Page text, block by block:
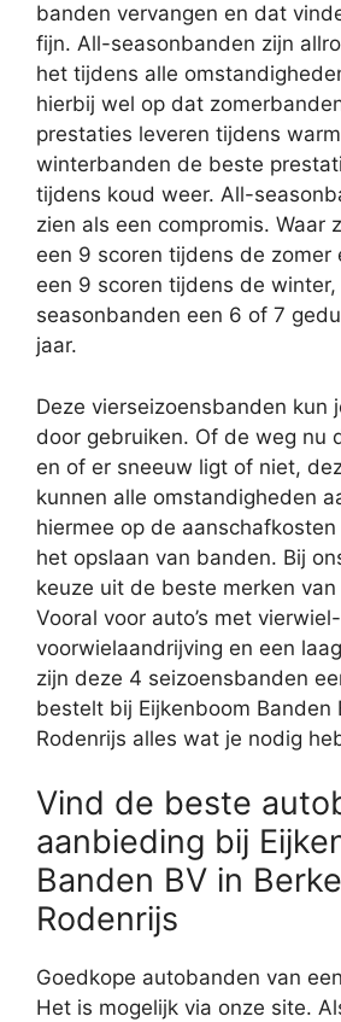
banden vervangen en dat
fijn. All-seasonbanden zijn
het tijdens alle
hierbij wel op dat
prestaties leveren tijdens
winterbanden de beste
tijdens koud weer. All-
zien als een compromis. Waar
een 9 scoren tijdens de zomer
een 9 scoren tijdens de
seasonbanden een 6 of 7
jaar.
Deze vierseizoensbanden kun
door gebruiken. Of de weg nu
en of er sneeuw ligt of niet,
kunnen alle omstandigheden
hiermee op de
het opslaan van banden. Bij
keuze uit de beste merken
Vooral voor auto’s met
voorwielaandrijving en een
zijn deze 4 seizoensbanden
bestelt bij Eijkenboom Banden
Rodenrijs alles wat je nodig
Vind de beste
aanbieding bij
Banden BV in
Rodenrijs
Goedkope autobanden van
Het is mogelijk via onze site.